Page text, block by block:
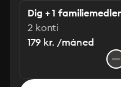
Dig + 1
2 konti
179 kr. /måned